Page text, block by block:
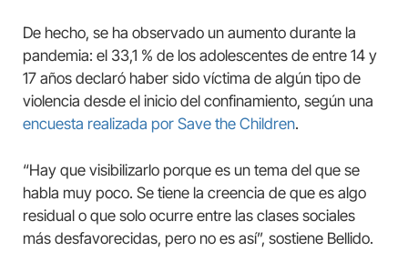
De hecho, se ha observado un aumento durante la
pandemia: el 33,1 % de los adolescentes de entre 14 y
17 años declaró haber sido víctima de algún tipo de
violencia desde el inicio del confinamiento, según una
encuesta realizada por Save the Children.
“Hay que visibilizarlo porque es un tema del que se
habla muy poco. Se tiene la creencia de que es algo
residual o que solo ocurre entre las clases sociales
más desfavorecidas, pero no es así”, sostiene Bellido.